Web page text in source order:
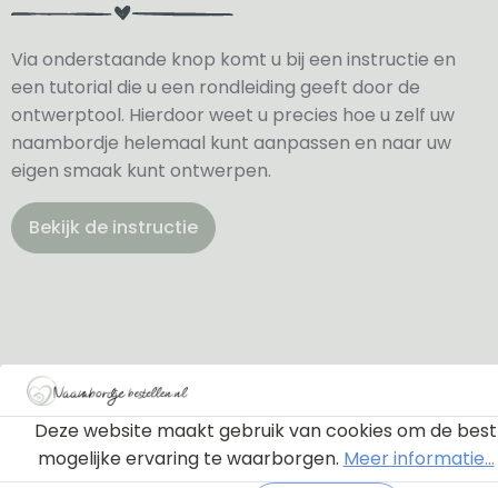
Via onderstaande knop komt u bij een instructie en
een tutorial die u een rondleiding geeft door de
ontwerptool. Hierdoor weet u precies hoe u zelf uw
naambordje helemaal kunt aanpassen en naar uw
eigen smaak kunt ontwerpen.
Bekijk de instructie
Deze website maakt gebruik van cookies om de best
mogelijke ervaring te waarborgen. Meer informatie...